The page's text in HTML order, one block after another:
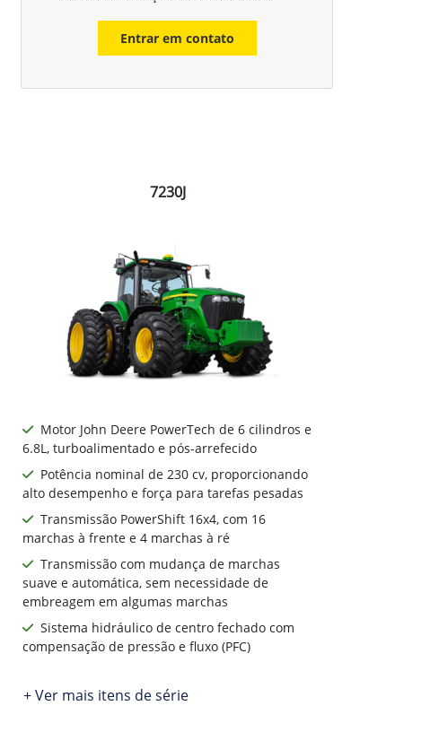
Entrar em contato
7230J
Motor John Deere PowerTech de 6 cilindros e
6.8L, turboalimentado e pós-arrefecido
Potência nominal de 230 cv, proporcionando
alto desempenho e força para tarefas pesadas
Transmissão PowerShift 16x4, com 16
marchas à frente e 4 marchas à ré
Transmissão com mudança de marchas
suave e automática, sem necessidade de
embreagem em algumas marchas
Sistema hidráulico de centro fechado com
compensação de pressão e fluxo (PFC)
+ Ver mais itens de série